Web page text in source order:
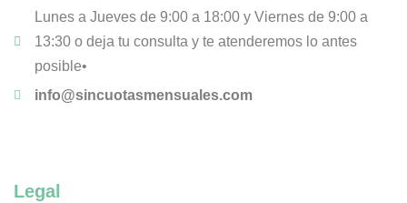
Lunes a Jueves de 9:00 a 18:00 y Viernes de 9:00 a
13:30 o deja tu consulta y te atenderemos lo antes
posible•
info@sincuotasmensuales.com
Legal